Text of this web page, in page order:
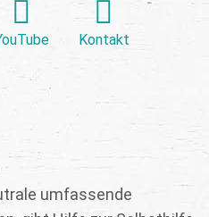
Kontakt
umfassende